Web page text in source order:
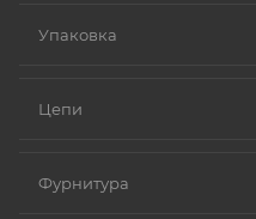
Упаковка
Цепи
Фурнитура